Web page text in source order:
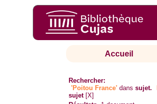
Accueil
Rechercher:
'Poitou France' danssujet.
sujet [X]